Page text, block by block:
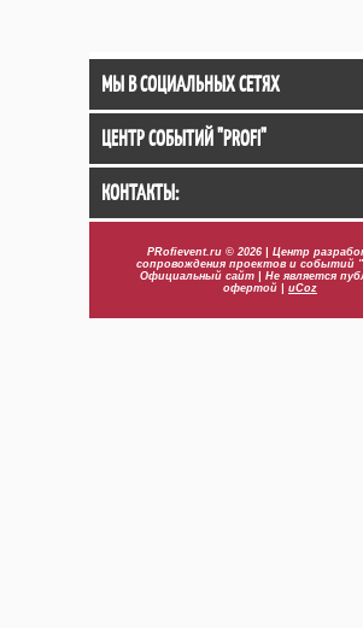
МЫ В СОЦИАЛЬНЫХ СЕТЯХ
ЦЕНТР СОБЫТИЙ "PROFI"
КОНТАКТЫ:
PRofievent.ru © 2026 | Центр
сопровождения проектов и событий
Официальный сайт | Не является
офертой | uCoz